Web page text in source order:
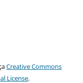
Creative Commons
License.